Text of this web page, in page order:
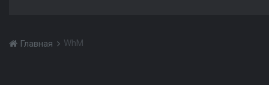
Главная WhM